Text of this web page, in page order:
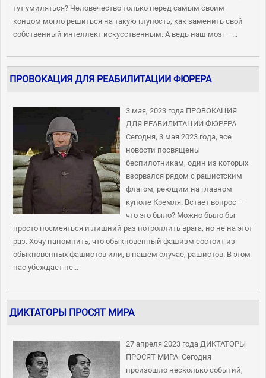
тут умиляться? Человечество только перед самым своим
концом могло решиться на такую глупость, как заменить свой
собственный интеллект искусственным. А ведь наш мозг –...
ПРОВОКАЦИЯ ДЛЯ РЕАБИЛИТАЦИИ ФЮРЕРА
3 мая, 2023 года ПРОВОКАЦИЯ
ДЛЯ РЕАБИЛИТАЦИИ ФЮРЕРА
Сегодня, 3 мая 2023 года, все
новости посвящены
беспилотникам, один из которых
взорвался рядом с рашистским
флагом, реющим на главном
куполе Кремля. Встает вопрос –
что это было? Можно было бы
просто посмеяться и лишний раз потроллить врага, но не на этот
раз. Хочу напомнить, что обыкновенный фашизм состоит из
обыкновенных фашистов или, в нашем случае, рашистов. В этом
нас убеждает не...
ДИКТАТОРЫ ПРОСЯТ МИРА
27 апреля 2023 года ДИКТАТОРЫ
ПРОСЯТ МИРА. Сегодня
произошло несколько событий,